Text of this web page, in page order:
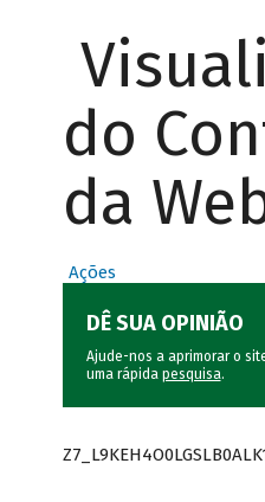
do
da
Ações
DÊ SUA OPINIÃO
Ajude-nos a aprimorar o
uma rápida pesquisa.